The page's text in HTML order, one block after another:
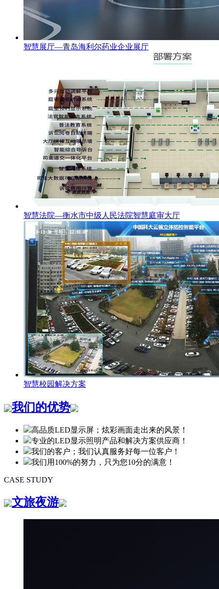
智慧展厅—青岛海利尔药业企业展厅
智慧法院—衡水市中级人民法院智慧庭审大厅
智慧校园解决方案
我们的优势
高品质LED显示屏；炫彩画面走出来的风景！
专业的LED显示照明产品和解决方案供应商！
我们的客户；我们认真服务好每一位客户！
我们用100%的努力，只为您10分的满意！
CASE STUDY
文旅夜游